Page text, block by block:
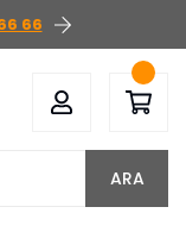
66
ARA